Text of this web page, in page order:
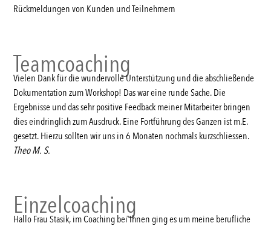
Rückmeldungen von Kunden und Teilnehmern
Teamcoaching
Vielen Dank für die wundervolle Unterstützung und die abschließende
Dokumentation zum Workshop! Das war eine runde Sache. Die
Ergebnisse und das sehr positive Feedback meiner Mitarbeiter bringen
dies eindringlich zum Ausdruck. Eine Fortführung des Ganzen ist m.E.
gesetzt. Hierzu sollten wir uns in 6 Monaten nochmals kurzschliessen.
Theo M. S.
Einzelcoaching
Hallo Frau Stasik, im Coaching bei Ihnen ging es um meine berufliche